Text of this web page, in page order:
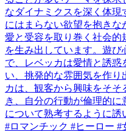
なダイナミクスを深く体
にはまらない欲望を抱きな
愛と受容を取り巻く社会
を生み出しています。遊
で、レベッカは愛情と誘
い、挑発的な雰囲気を作り
カは、観客から興味をそ
き、自分の行動が倫理的
について熟考するように誘
#ロマンチック #ヒーロー